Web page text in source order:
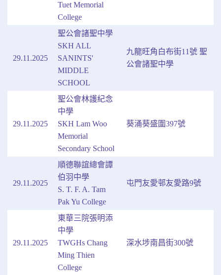
Tuet Memorial
College
29.11.2025
聖公會諸聖中學
SKH ALL
SANINTS'
MIDDLE
SCHOOL
九龍旺角白布街11號 聖
公會諸聖中學
29.11.2025
聖公會林護紀念
中學
SKH Lam Woo
Memorial
Secondary School
葵涌葵盛圍397號
29.11.2025
順德聯誼總會譚
伯羽中學
S. T. F. A. Tam
Pak Yu College
屯門友愛邨友愛路9號
29.11.2025
東華三院張明添
中學
TWGHs Chang
Ming Thien
College
深水埗南昌街300號